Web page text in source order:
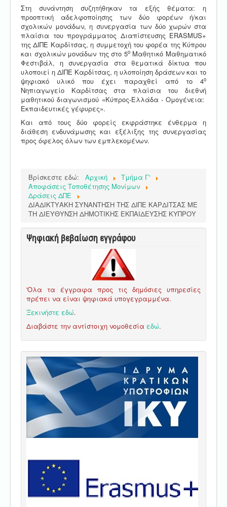
Στη συνάντηση συζητήθηκαν τα εξής θέματα: η
προοπτική αδελφοποίησης των δύο φορέων ή/και
σχολικών μονάδων, η συνεργασία των δύο χωρών στα
πλαίσια του προγράμματος Διαπίστευσης ERASMUS+
της ΔΙΠΕ Καρδίτσας, η συμμετοχή του φορέα της Κύπρου
και σχολικών μονάδων της στο 5οΜαθητικό Μαθηματικό
Φεστιβάλ, η συνεργασία στα θεματικά δίκτυα που
υλοποιεί η ΔΙΠΕ Καρδίτσας, η υλοποίηση δράσεων και το
ψηφιακό υλικό που έχει παραχθεί από το 4ο
Νηπιαγωγείο Καρδίτσας στα πλαίσια του διεθνή
μαθητικού διαγωνισμού «Κύπρος-Ελλάδα - Ομογένεια:
Εκπαιδευτικές γέφυρες».
Και από τους δύο φορείς εκφράστηκε ένθερμα η
διάθεση ενδυνάμωσης και εξέλιξης της συνεργασίας
προς όφελος όλων των εμπλεκομένων.
Βρίσκεστε εδώ: Αρχική
Τμήμα Γ'
Αποφάσεις Τοποθέτησης Μονίμων
Δράσεις ΔΠΕ
ΔΙΑΔΙΚΤΥΑΚΗ ΣΥΝΑΝΤΗΣΗ ΤΗΣ ΔΙΠΕ ΚΑΡΔΙΤΣΑΣ ΜΕ
ΤΗ ΔΙΕΥΘΥΝΣΗ ΔΗΜΟΤΙΚΗΣ ΕΚΠΑΙΔΕΥΣΗΣ ΚΥΠΡΟΥ
Ψηφιακή βεβαίωση εγγράφου
'Ολα τα έγγραφα προς τις δημόσιες υπηρεσίες
πρέπει να είναι ψηφιακά υπογεγραμμένα.
Ξεκινήστε εδώ.
Διαβάστε την αντίστοιχη νομοθεσία εδώ.